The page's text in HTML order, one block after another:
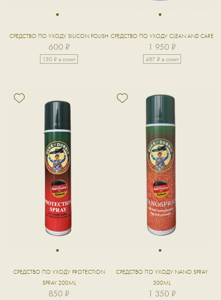
1
СРЕДСТВО ПО УХОДУ SILICON POLISH
600 ₽
150 ₽ в сплит
1
СРЕДСТВО ПО УХОДУ CLEAN AND CARE
1 950 ₽
487 ₽ в сплит
1
СРЕДСТВО ПО УХОДУ PROTECTION
SPRAY 200ML
850 ₽
1
СРЕДСТВО ПО УХОДУ NANO SPRAY
300ML
1 350 ₽